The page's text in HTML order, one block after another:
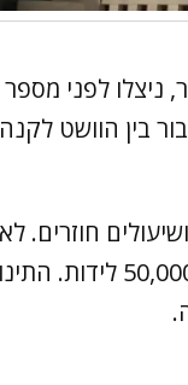
לפני
בין הוושט
חוזרים.
שבוצעו במקום, אובחן המום הנדיר,